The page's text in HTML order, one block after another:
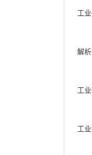
工
解
工
工